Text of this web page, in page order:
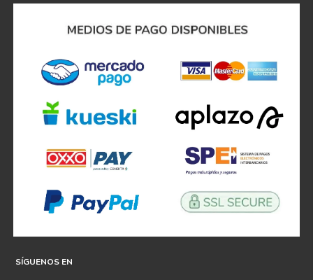
SÍGUENOS EN